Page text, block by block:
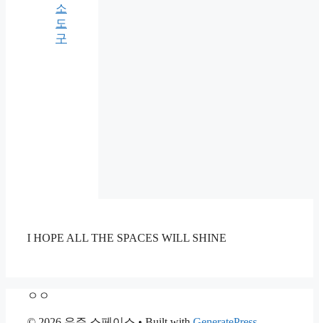
소
도
구
I HOPE ALL THE SPACES WILL SHINE
ㅇㅇ